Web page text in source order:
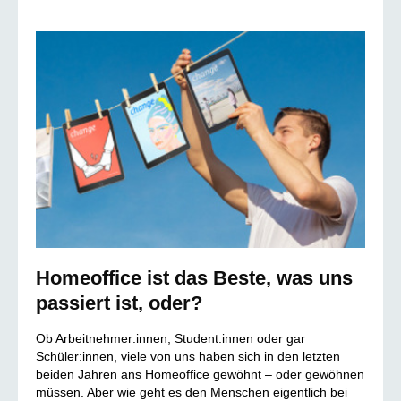
Homeoffice ist das Beste, was uns
passiert ist, oder?
Ob Arbeitnehmer:innen, Student:innen oder gar
Schüler:innen, viele von uns haben sich in den letzten
beiden Jahren ans Homeoffice gewöhnt – oder gewöhnen
müssen. Aber wie geht es den Menschen eigentlich bei